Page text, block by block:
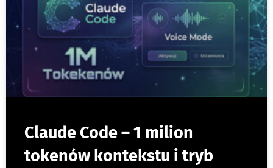
Claude Code – 1 milion
tokenów kontekstu i tryb